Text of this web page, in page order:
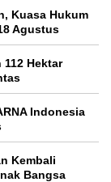
Kuasa Hukum
Agustus
112 Hektar
Indonesia
Kembali
Bangsa